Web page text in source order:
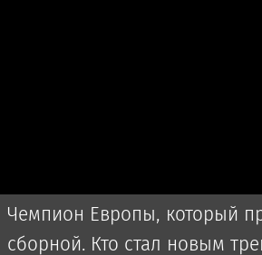
Чемпион Европы, который
сборной. Кто стал новым